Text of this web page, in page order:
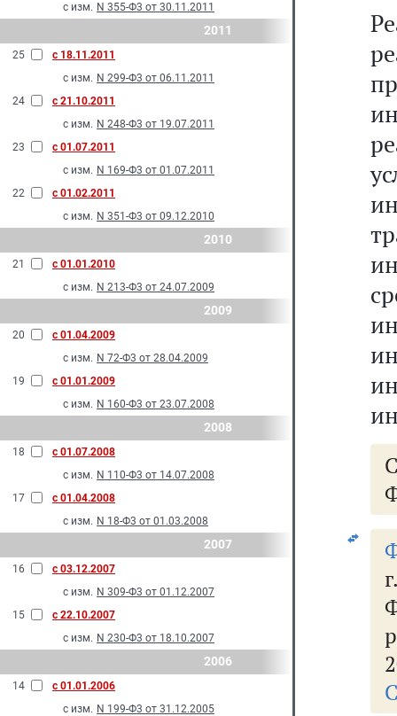
с изм. N 355-Ф3 от 30.11.2011
2011
25
с 18.11.2011
с изм. N 299-Ф3 от 06.11.2011
24
с 21.10.2011
с изм. N 248-Ф3 от 19.07.2011
23
с 01.07.2011
с изм. N 169-Ф3 от 01.07.2011
22
с 01.02.2011
с изм. N 351-Ф3 от 09.12.2010
2010
21
с 01.01.2010
с изм. N 213-Ф3 от 24.07.2009
2009
20
с 01.04.2009
с изм. N 72-Ф3 от 28.04.2009
19
с 01.01.2009
с изм. N 160-Ф3 от 23.07.2008
2008
18
с 01.07.2008
с изм. N 110-Ф3 от 14.07.2008
17
с 01.04.2008
с изм. N 18-Ф3 от 01.03.2008
2007
16
с 03.12.2007
с изм. N 309-Ф3 от 01.12.2007
15
с 22.10.2007
с изм. N 230-Ф3 от 18.10.2007
2006
14
с 01.01.2006
с изм. N 199-Ф3 от 31.12.2005